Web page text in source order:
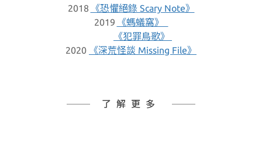
2018
《恐懼絕錄 Scary Note》
2019
《螞蟻窩》
《犯罪鳥歌》
2020
《深荒怪談 Missing File》
了解更多